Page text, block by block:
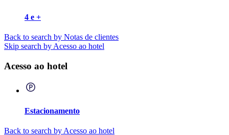
4 e +
Back to search by Notas de clientes
Skip search by Acesso ao hotel
Acesso ao hotel
Estacionamento
Back to search by Acesso ao hotel